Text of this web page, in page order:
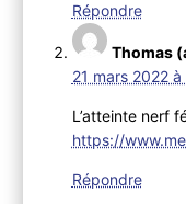
Répondre
Thomas
21 mars 2022
L’atteinte nerf
https://
Répondre